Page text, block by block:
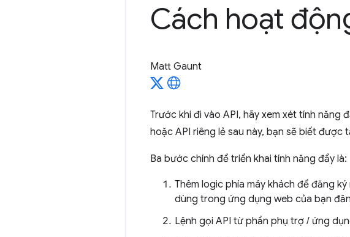
Cách hoạt
Matt Gaunt
Trước khi đi vào API, hãy xem xét tính
hoặc API riêng lẻ sau này, bạn sẽ biết
Ba bước chính để triển khai tính năng đẩy là:
Thêm logic phía máy khách để đăng
dùng trong ứng dụng web của bạn
Lệnh gọi API từ phần phụ trợ / ứng